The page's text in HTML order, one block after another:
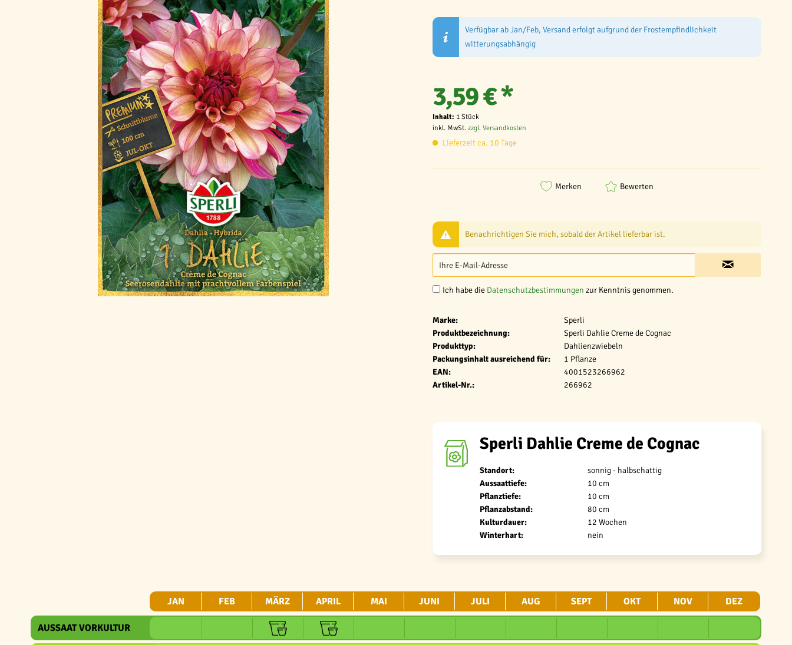
Verfügbar ab Jan/Feb, Versand erfolgt aufgrund der Frostempfindlichkeit
witterungsabhängig
Benachrichtigen Sie mich, sobald der Artikel lieferbar ist.
Ich habe die Datenschutzbestimmungen zur Kenntnis genommen.
Marke:
Sperli
Produktbezeichnung:
Sperli Dahlie Creme de Cognac
Produkttyp:
Dahlienzwiebeln
Packungsinhalt ausreichend für:
1 Pflanze
EAN:
4001523266962
Artikel-Nr.:
266962
3,59 € *
Inhalt: 1 Stück
inkl. MwSt. zzgl. Versandkosten
Lieferzeit ca. 10 Tage
Merken Bewerten
Sperli Dahlie Creme de Cognac
Standort:
sonnig - halbschattig
Aussaattiefe:
10 cm
Pflanztiefe:
10 cm
Pflanzabstand:
80 cm
Kulturdauer:
12 Wochen
Winterhart:
nein
JAN FEB MÄRZ APRIL MAI JUNI JULI AUG SEPT OKT NOV DEZ
AUSSAAT VORKULTUR